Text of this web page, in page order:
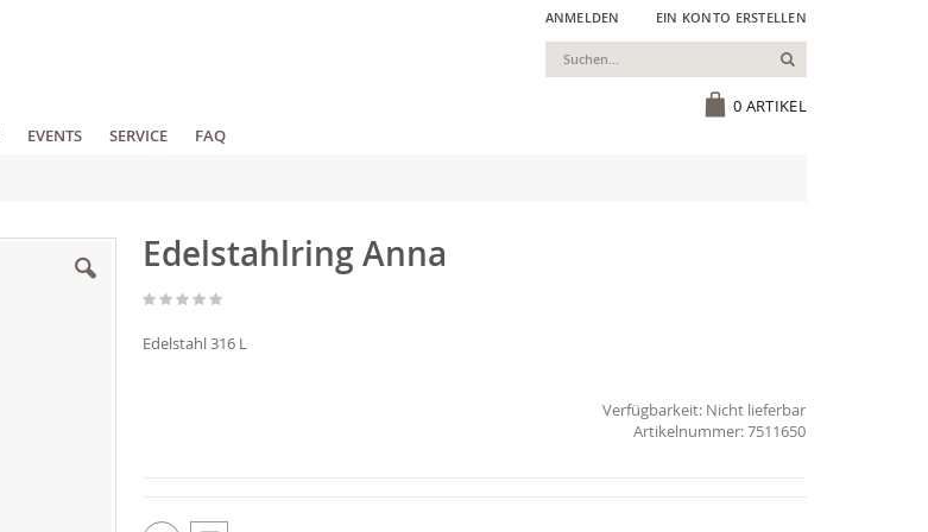
ANMELDEN EIN KONTO ERSTELLEN
0 ARTIKEL
Suchen
EVENTS SERVICE FAQ
Edelstahlring Anna
Edelstahl 316 L
Verfügbarkeit: Nicht lieferbar
7511650